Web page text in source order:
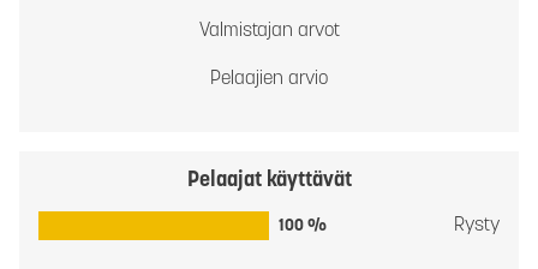
Valmistajan arvot
Pelaajien arvio
Pelaajat käyttävät
100 % Rysty